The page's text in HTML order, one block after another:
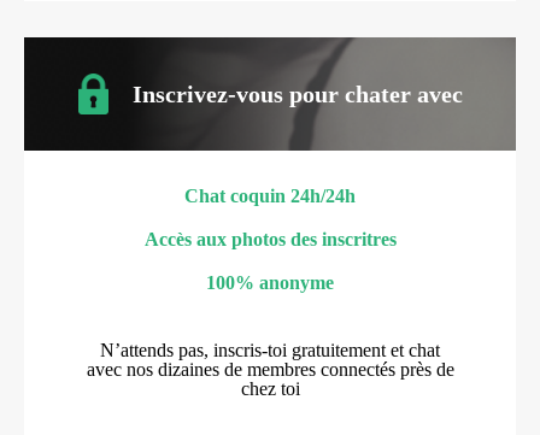
Inscrivez-vous pour chater avec
Chat coquin 24h/24h
Accès aux photos des inscritres
100% anonyme
N’attends pas, inscris-toi gratuitement et chat
avec nos dizaines de membres connectés près de
chez toi